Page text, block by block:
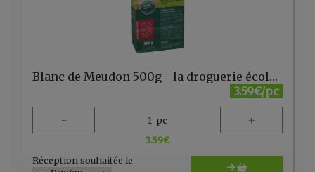
Blanc de Meudon 500g - la droguerie écologique - FR
3.59€/pc
- 1 pc +
3.59€
Réception souhaitée le